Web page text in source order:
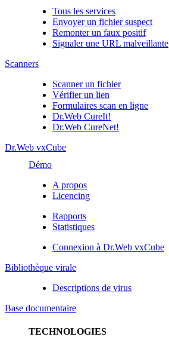
Tous les services
Envoyer un fichier suspect
Remonter un faux positif
Signaler une URL malveillante
Scanners
Scanner un fichier
Vérifier un lien
Formulaires scan en ligne
Dr.Web CureIt!
Dr.Web CureNet!
Dr.Web vxCube
Démo
A propos
Licencing
Rapports
Statistiques
Connexion à Dr.Web vxCube
Bibliothèque virale
Descriptions de virus
Base documentaire
TECHNOLOGIES